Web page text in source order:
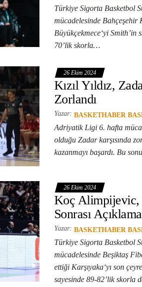
Türkiye Sigorta Basketbol
mücadelesinde
Büyükçekmece‘yi Smith’in
70’lik skorla…
26 Ekim 2024
Kızıl Yıldız,
Zorlandı
Yazar: BASKETHABER
Adriyatik Ligi 6. hafta
olduğu Zadar karşısında
kazanmayı başardı. Bu
26 Ekim 2024
Koç Alimpijevic,
Sonrası
Yazar: BASKETHABER
Türkiye Sigorta Basketbol
mücadelesinde Beşiktaş
ettiği Karşıyaka‘yı son
sayesinde 89-82’lik skorla